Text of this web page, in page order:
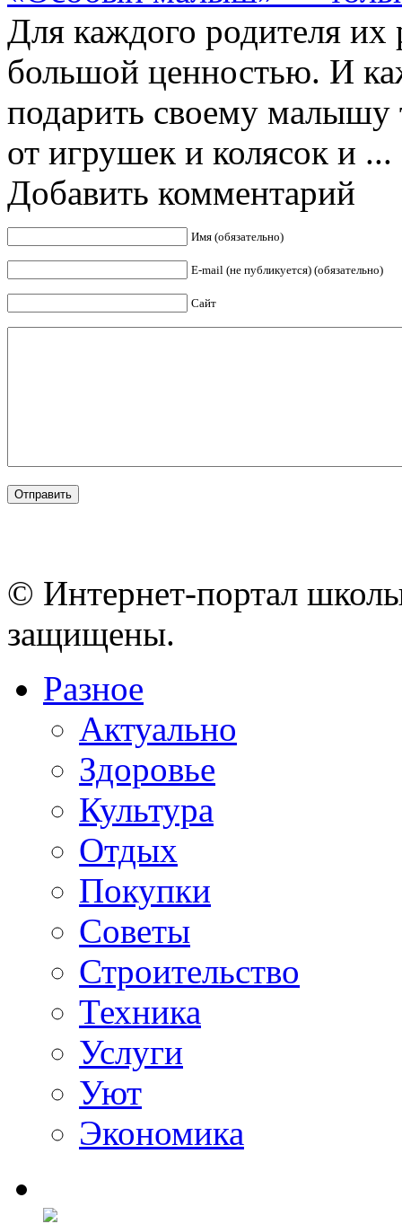
Для каждого родителя их
большой ценностью. И
подарить своему малышу
от игрушек и колясок и ...
Добавить комментарий
Имя (обязательно)
E-mail (не публикуется) (обязательно)
Сайт
© Интернет-портал
защищены.
Разное
Актуально
Здоровье
Культура
Отдых
Покупки
Советы
Строительство
Техника
Услуги
Уют
Экономика